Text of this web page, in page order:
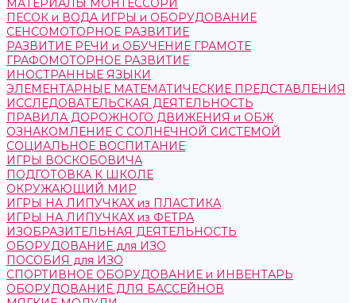
МАТЕРИАЛЫ МОНТЕССОРИ
ПЕСОК и ВОДА ИГРЫ и ОБОРУДОВАНИЕ
СЕНСОМОТОРНОЕ РАЗВИТИЕ
РАЗВИТИЕ РЕЧИ и ОБУЧЕНИЕ ГРАМОТЕ
ГРАФОМОТОРНОЕ РАЗВИТИЕ
ИНОСТРАННЫЕ ЯЗЫКИ
ЭЛЕМЕНТАРНЫЕ МАТЕМАТИЧЕСКИЕ ПРЕДСТАВЛЕНИЯ
ИССЛЕДОВАТЕЛЬСКАЯ ДЕЯТЕЛЬНОСТЬ
ПРАВИЛА ДОРОЖНОГО ДВИЖЕНИЯ и ОБЖ
ОЗНАКОМЛЕНИЕ С СОЛНЕЧНОЙ СИСТЕМОЙ
СОЦИАЛЬНОЕ ВОСПИТАНИЕ
ИГРЫ ВОСКОБОВИЧА
ПОДГОТОВКА К ШКОЛЕ
ОКРУЖАЮЩИЙ МИР
ИГРЫ НА ЛИПУЧКАХ из ПЛАСТИКА
ИГРЫ НА ЛИПУЧКАХ из ФЕТРА
ИЗОБРАЗИТЕЛЬНАЯ ДЕЯТЕЛЬНОСТЬ
ОБОРУДОВАНИЕ для ИЗО
ПОСОБИЯ для ИЗО
СПОРТИВНОЕ ОБОРУДОВАНИЕ и ИНВЕНТАРЬ
ОБОРУДОВАНИЕ ДЛЯ БАССЕЙНОВ